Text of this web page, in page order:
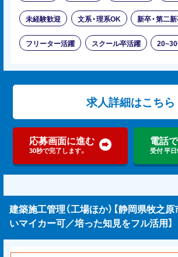
未経験歓迎 文系・理系OK 新卒・第二
フリーター活躍 スクール卒活躍
求人詳細はこちら
応募画面に進む
30秒で完了します。
電話
受付 平
建築施工管理（工場ほか）【静岡県牧之
いマイカー可／培った知見をフル活用】